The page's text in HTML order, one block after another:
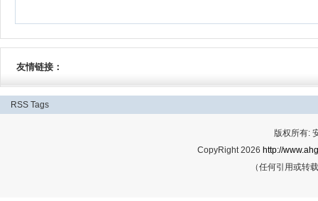
友情链接：
RSS Tags
版权所有:
CopyRight 2026 http://
（任何引用或转